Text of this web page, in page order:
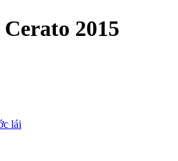
2015
lái